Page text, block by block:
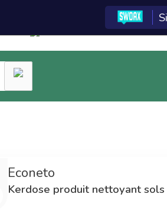
du
Adhérent Econeto,
de bénéficier de prix
avantageux.
Econeto
Kerdose produit nettoyant